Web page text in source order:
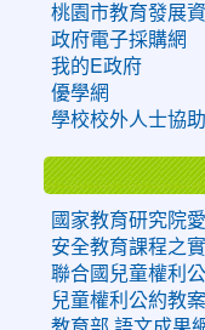
桃園市教育發展
政府電子採購網
我的E政府
優學網
學校校外人士協
國家教育研究院
安全教育課程之
聯合國兒童權利
兒童權利公約教案